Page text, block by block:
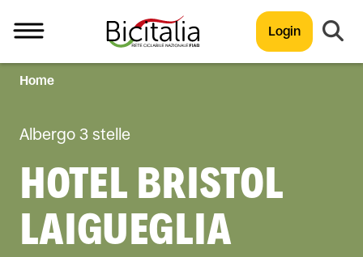
Login
TUTTO
Home
Albergo 3 stelle
HOTEL BRISTOL
LAIGUEGLIA